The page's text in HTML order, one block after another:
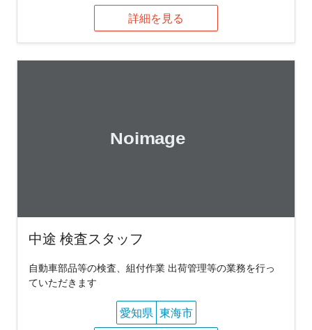
詳細を見る
中途 検査スタッフ
自動車部品等の検査、組付作業 出荷管理等の業務を行っ
ていただきます
愛知県 東海市